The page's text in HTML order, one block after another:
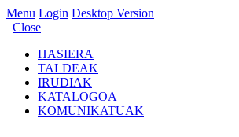
Menu Login Desktop Version
Close
HASIERA
TALDEAK
IRUDIAK
KATALOGOA
KOMUNIKATUAK